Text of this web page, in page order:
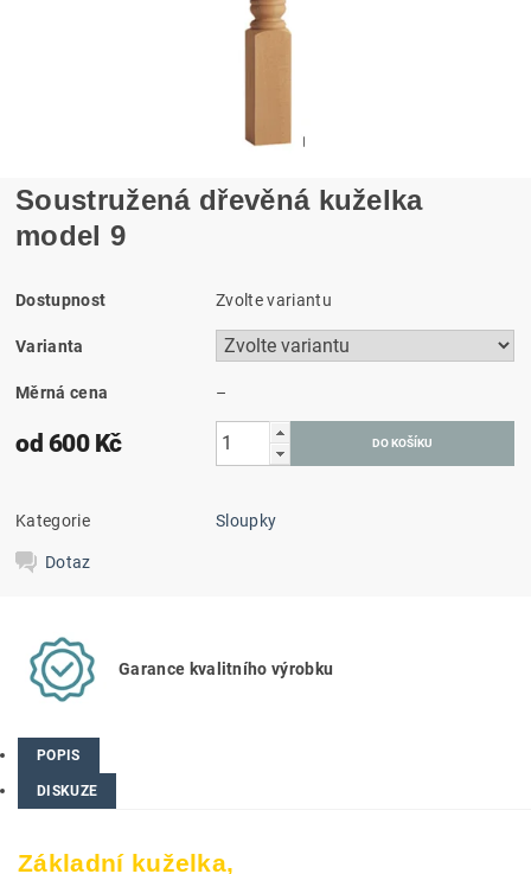
Soustružená dřevěná kuželka
model 9
Dostupnost Zvolte variantu
Varianta
Měrná cena –
od 600 Kč
Kategorie Sloupky
Dotaz
Garance kvalitního výrobku
POPIS
DISKUZE
Základní kuželka,